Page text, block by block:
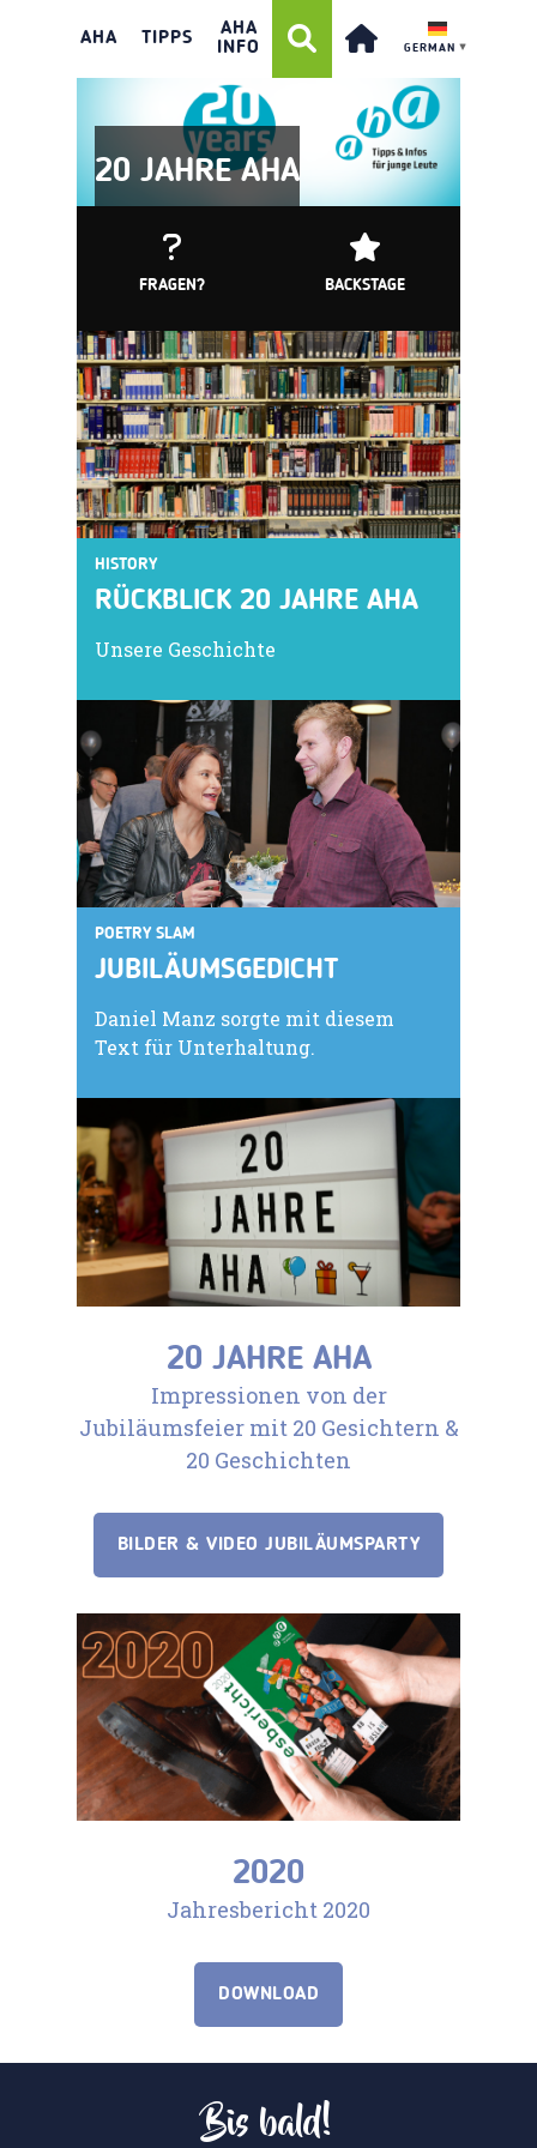
AHA TIPPS
AHA
INFO
GERMAN ▼
20 JAHRE AHA
FRAGEN? BACKSTAGE
HISTORY
RÜCKBLICK 20 JAHRE AHA
Unsere Geschichte
POETRY SLAM
JUBILÄUMSGEDICHT
Daniel Manz sorgte mit diesem
Text für Unterhaltung.
20 JAHRE AHA
Impressionen von der
Jubiläumsfeier mit 20 Gesichtern &
20 Geschichten
BILDER & VIDEO JUBILÄUMSPARTY
2020
Jahresbericht 2020
DOWNLOAD
Bis bald!